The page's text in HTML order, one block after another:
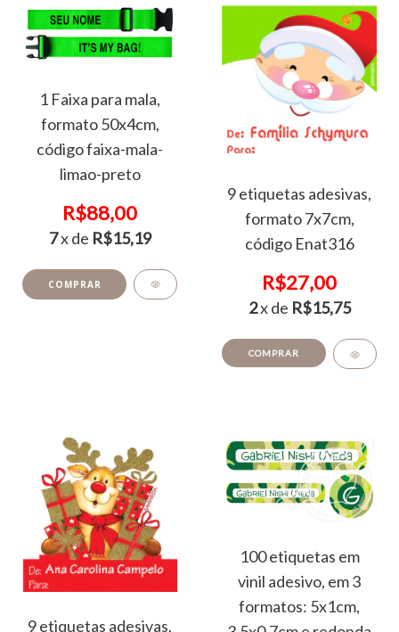
1 Faixa para mala,
formato 50x4cm,
código faixa-mala-
limao-preto
R$88,00
7x de R$15,19
9 etiquetas adesivas,
formato 7x7cm,
código Enat316
R$27,00
2x de R$15,75
COMPRAR
9 etiquetas adesivas,
100 etiquetas em
vinil adesivo, em 3
formatos: 5x1cm,